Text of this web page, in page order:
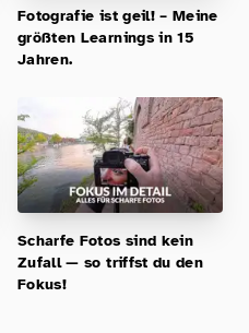
Fotografie ist geil! – Meine
größten Learnings in 15
Jahren.
Scharfe Fotos sind kein
Zufall — so triffst du den
Fokus!